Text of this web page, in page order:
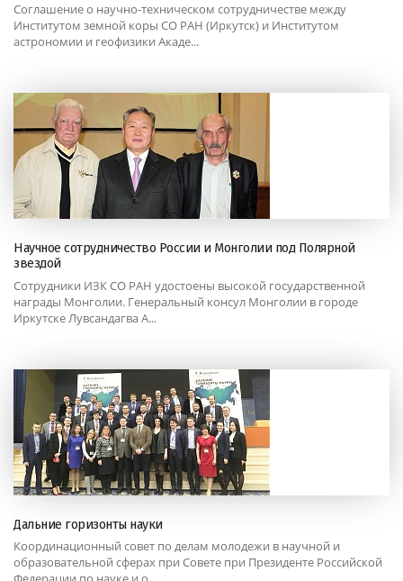
Соглашение о научно-техническом сотрудничестве между
Институтом земной коры СО РАН (Иркутск) и Институтом
астрономии и геофизики Акаде...
Научное сотрудничество России и Монголии под Полярной
звездой
Сотрудники ИЗК СО РАН удостоены высокой государственной
награды Монголии. Генеральный консул Монголии в городе
Иркутске Лувсандагва А...
Дальние горизонты науки
Координационный совет по делам молодежи в научной и
образовательной сферах при Совете при Президенте Российской